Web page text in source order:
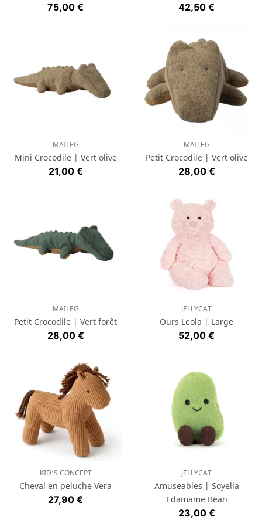
Prix
75,00 € Prix
42,50 €
MAILEG
Mini Crocodile | Vert olive
Prix
21,00 €
MAILEG
Petit Crocodile | Vert olive
Prix
28,00 €
MAILEG
Petit Crocodile | Vert forêt
Prix
28,00 €
JELLYCAT
Ours Leola | Large
Prix
52,00 €
KID'S CONCEPT
Cheval en peluche Vera
Prix
27,90 €
JELLYCAT
Amuseables | Soyella
Edamame Bean
Prix
23,00 €